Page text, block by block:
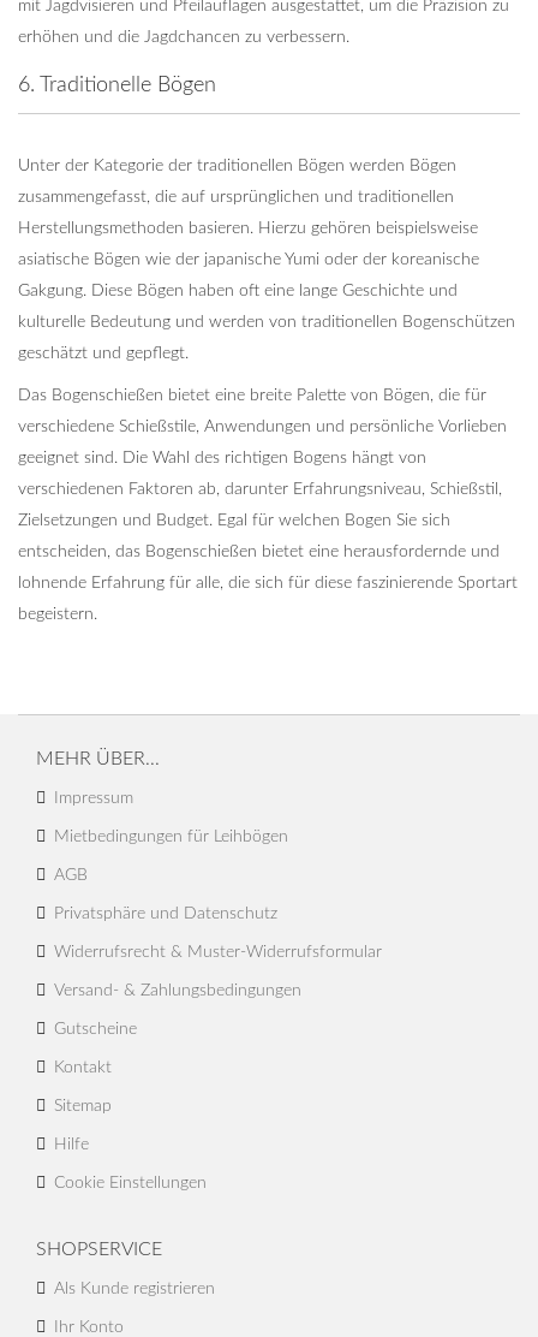
mit Jagdvisieren und Pfeilauflagen ausgestattet, um die Präzision zu
erhöhen und die Jagdchancen zu verbessern.
6. Traditionelle Bögen
Unter der Kategorie der traditionellen Bögen werden Bögen
zusammengefasst, die auf ursprünglichen und traditionellen
Herstellungsmethoden basieren. Hierzu gehören beispielsweise
asiatische Bögen wie der japanische Yumi oder der koreanische
Gakgung. Diese Bögen haben oft eine lange Geschichte und
kulturelle Bedeutung und werden von traditionellen Bogenschützen
geschätzt und gepflegt.
Das Bogenschießen bietet eine breite Palette von Bögen, die für
verschiedene Schießstile, Anwendungen und persönliche Vorlieben
geeignet sind. Die Wahl des richtigen Bogens hängt von
verschiedenen Faktoren ab, darunter Erfahrungsniveau, Schießstil,
Zielsetzungen und Budget. Egal für welchen Bogen Sie sich
entscheiden, das Bogenschießen bietet eine herausfordernde und
lohnende Erfahrung für alle, die sich für diese faszinierende Sportart
begeistern.
MEHR ÜBER...
Impressum
Mietbedingungen für Leihbögen
AGB
Privatsphäre und Datenschutz
Widerrufsrecht & Muster-Widerrufsformular
Versand- & Zahlungsbedingungen
Gutscheine
Kontakt
Sitemap
Hilfe
Cookie Einstellungen
SHOPSERVICE
Als Kunde registrieren
Ihr Konto